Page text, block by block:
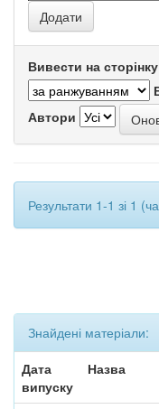
Вивести на сторінку
Автори
Результати 1-1 зі 1
Знайдені матеріали:
Дата
випуску
Назва